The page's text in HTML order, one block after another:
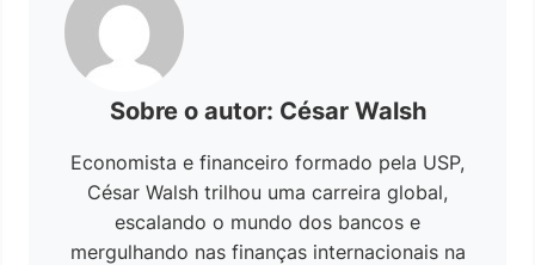
Sobre o autor: César Walsh
Economista e financeiro formado pela USP,
César Walsh trilhou uma carreira global,
escalando o mundo dos bancos e
mergulhando nas finanças internacionais na